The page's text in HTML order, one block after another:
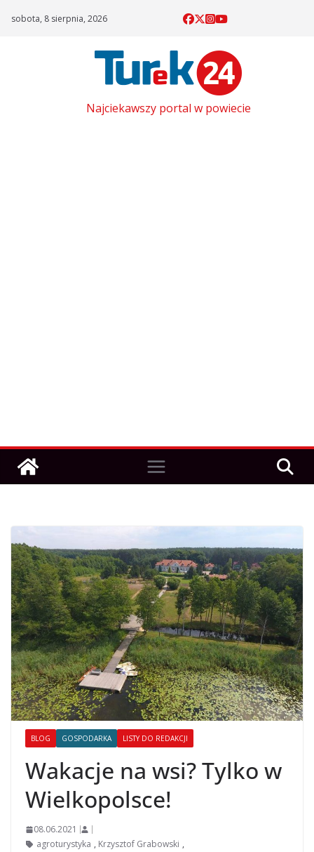
sobota, 8 sierpnia, 2026
Najciekawszy portal w powiecie
BLOG GOSPODARKA LISTY DO REDAKCJI
Wakacje na wsi? Tylko w
Wielkopolsce!
08.06.2021
agroturystyka , Krzysztof Grabowski ,